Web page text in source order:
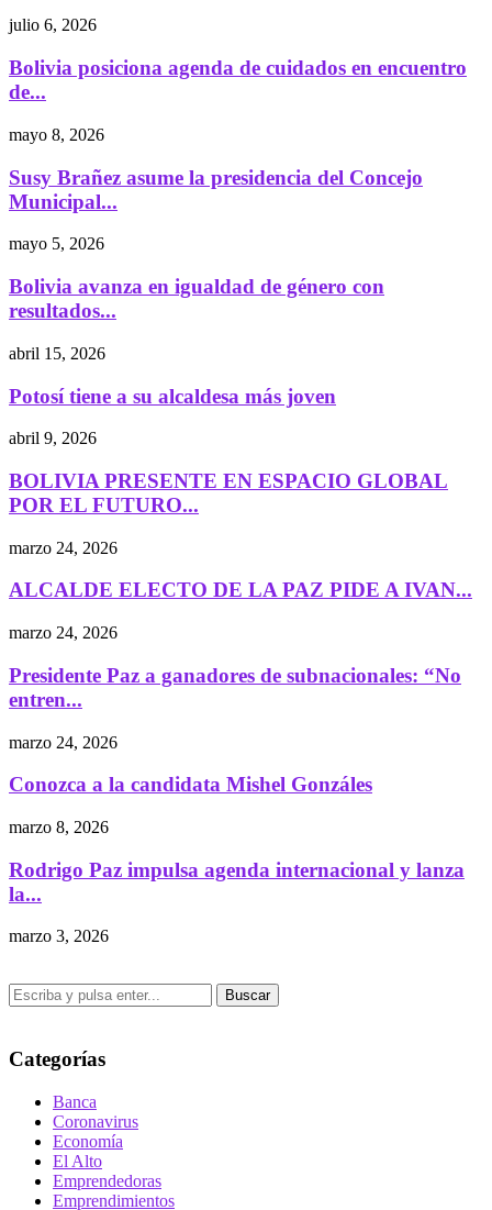
julio 6, 2026
Bolivia posiciona agenda de cuidados en encuentro
de...
mayo 8, 2026
Susy Brañez asume la presidencia del Concejo
Municipal...
mayo 5, 2026
Bolivia avanza en igualdad de género con
resultados...
abril 15, 2026
Potosí tiene a su alcaldesa más joven
abril 9, 2026
BOLIVIA PRESENTE EN ESPACIO GLOBAL
POR EL FUTURO...
marzo 24, 2026
ALCALDE ELECTO DE LA PAZ PIDE A IVAN...
marzo 24, 2026
Presidente Paz a ganadores de subnacionales: “No
entren...
marzo 24, 2026
Conozca a la candidata Mishel Gonzáles
marzo 8, 2026
Rodrigo Paz impulsa agenda internacional y lanza
la...
marzo 3, 2026
Buscar
Categorías
Banca
Coronavirus
Economía
El Alto
Emprendedoras
Emprendimientos